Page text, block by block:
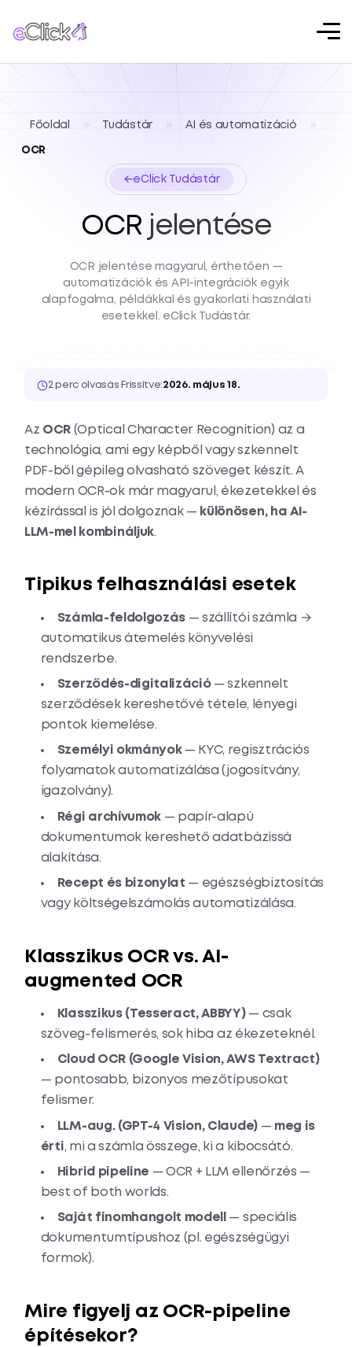
Főoldal » Tudástár » AI és automatizáció »
OCR
←eClick Tudástár
OCR jelentése
OCR jelentése magyarul, érthetően —
automatizációk és API-integrációk egyik
alapfogalma, példákkal és gyakorlati használati
esetekkel. eClick Tudástár.
2 perc olvasás·Frissítve:2026. május 18.
Az OCR (Optical Character Recognition) az a
technológia, ami egy képből vagy szkennelt
PDF-ből gépileg olvasható szöveget készít. A
modern OCR-ok már magyarul, ékezetekkel és
kézírással is jól dolgoznak — különösen, ha AI-
LLM-mel kombináljuk.
Tipikus felhasználási esetek
Számla-feldolgozás — szállítói számla →
automatikus átemelés könyvelési
rendszerbe.
Szerződés-digitalizáció— szkennelt
szerződések kereshetővé tétele, lényegi
pontok kiemelése.
Személyi okmányok— KYC, regisztrációs
folyamatok automatizálása (jogosítvány,
igazolvány).
Régi archívumok — papír-alapú
dokumentumok kereshető adatbázissá
alakítása.
Recept és bizonylat — egészségbiztosítás
vagy költségelszámolás automatizálása.
Klasszikus OCR vs. AI-
augmented OCR
Klasszikus (Tesseract, ABBYY)— csak
szöveg-felismerés, sok hiba az ékezeteknél.
Cloud OCR (Google Vision, AWS Textract)
— pontosabb, bizonyos mezőtípusokat
felismer.
LLM-aug. (GPT-4 Vision, Claude)— meg is
érti, mi a számla összege, ki a kibocsátó.
Hibrid pipeline — OCR + LLM ellenőrzés —
best of both worlds.
Saját finomhangolt modell
— speciális
dokumentumtípushoz (pl. egészségügyi
formok).
Mire figyelj az OCR-pipeline
építésekor?